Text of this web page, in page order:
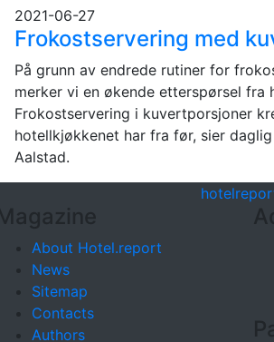
2021-06-27
Frokostservering med
På grunn av endrede rutiner for
merker vi en økende etterspørsel fra
Frokostservering i kuvertporsjoner
hotellkjøkkenet har fra før, sier
Aalstad.
hotel
Magazine
About Hotel.report
News
Sitemap
Contacts
Authors